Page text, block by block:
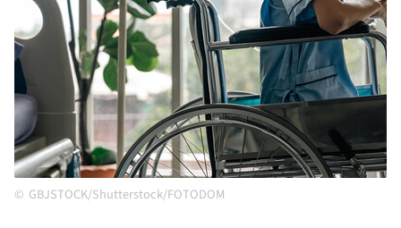
GBJSTOCK/Shutterstock/FOTODOM